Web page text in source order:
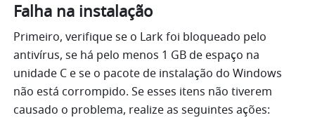
Falha na instalação
Primeiro, verifique se o Lark foi bloqueado pelo
antivírus, se há pelo menos 1 GB de espaço na
unidade C e se o pacote de instalação do Windows
não está corrompido. Se esses itens não tiverem
causado o problema, realize as seguintes ações: